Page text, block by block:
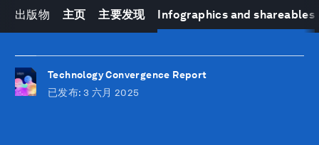
出版物 主页 主要发现 Infographics and shareables
Technology Convergence Report
已发布: 3 六月 2025